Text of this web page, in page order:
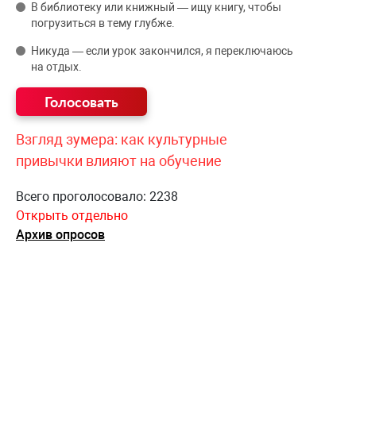
В библиотеку или книжный — ищу книгу, чтобы
погрузиться в тему глубже.
Никуда — если урок закончился, я переключаюсь
на отдых.
Взгляд зумера: как культурные
привычки влияют на обучение
Всего проголосовало: 2238
Открыть отдельно
Архив опросов